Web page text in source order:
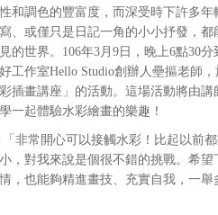
和調色的豐富度，而深受時下許多年
、或僅只是日記一角的小小抒發，都
的世界。106年3月9日，晚上6點30分
工作室Hello Studio創辦人壘摳老師
插畫講座」的活動。這場活動將由講
一起體驗水彩繪畫的樂趣！
非常開心可以接觸水彩！比起以前
，對我來說是個很不錯的挑戰。希望
，也能夠精進畫技、充實自我，一舉